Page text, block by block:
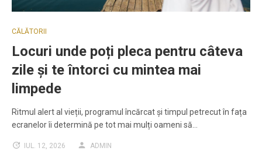
CĂLĂTORII
Locuri unde poți pleca pentru câteva
zile și te întorci cu mintea mai
limpede
Ritmul alert al vieții, programul încărcat și timpul petrecut în fața
ecranelor îi determină pe tot mai mulți oameni să…
IUL. 12, 2026 ADMIN